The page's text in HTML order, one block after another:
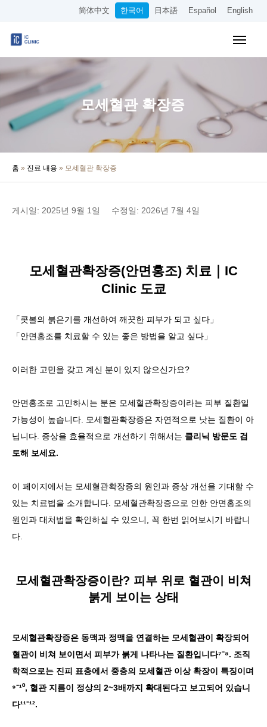
简体中文 한국어 日本語 Español English
모세혈관 확장증
홈 » 진료 내용 » 모세혈관 확장증
게시일: 2025년 9월 1일 수정일: 2026년 7월 4일
모세혈관확장증(안면홍조) 치료｜IC
Clinic 도쿄
「콧볼의 붉은기를 개선하여 깨끗한 피부가 되고 싶다」
「안면홍조를 치료할 수 있는 좋은 방법을 알고 싶다」
이러한 고민을 갖고 계신 분이 있지 않으신가요?
안면홍조로 고민하시는 분은 모세혈관확장증이라는 피부 질환일
가능성이 높습니다. 모세혈관확장증은 자연적으로 낫는 질환이 아
닙니다. 증상을 효율적으로 개선하기 위해서는 클리닉 방문도 검
토해 보세요.
이 페이지에서는 모세혈관확장증의 원인과 증상 개선을 기대할 수
있는 치료법을 소개합니다. 모세혈관확장증으로 인한 안면홍조의
원인과 대처법을 확인하실 수 있으니, 꼭 한번 읽어보시기 바랍니
다.
모세혈관확장증이란? 피부 위로 혈관이 비쳐
붉게 보이는 상태
모세혈관확장증은 동맥과 정맥을 연결하는 모세혈관이 확장되어
혈관이 비쳐 보이면서 피부가 붉게 나타나는 질환입니다⁷⁻⁸. 조직
학적으로는 진피 표층에서 중층의 모세혈관 이상 확장이 특징이며
⁹⁻¹⁰, 혈관 지름이 정상의 2~3배까지 확대된다고 보고되어 있습니
다¹¹⁻¹².
오시는 길
클리닉 소개
의사·원장 소개